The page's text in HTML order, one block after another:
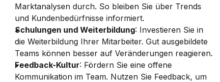
Marktanalysen durch. So bleiben Sie über Trends
und Kundenbedürfnisse informiert.
Schulungen und Weiterbildung: Investieren Sie in
die Weiterbildung Ihrer Mitarbeiter. Gut ausgebildete
Teams können besser auf Veränderungen reagieren.
Feedback-Kultur: Fördern Sie eine offene
Kommunikation im Team. Nutzen Sie Feedback, um